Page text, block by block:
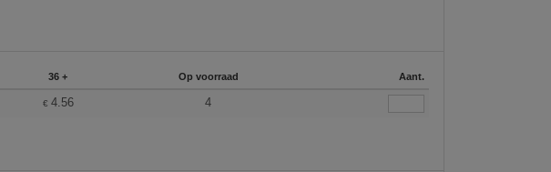
36 + Op voorraad Aant.
€ 4.56 4